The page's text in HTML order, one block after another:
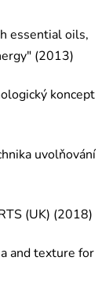
essential oils,
(2013)
koncept
uvolňování
(UK) (2018)
and texture for